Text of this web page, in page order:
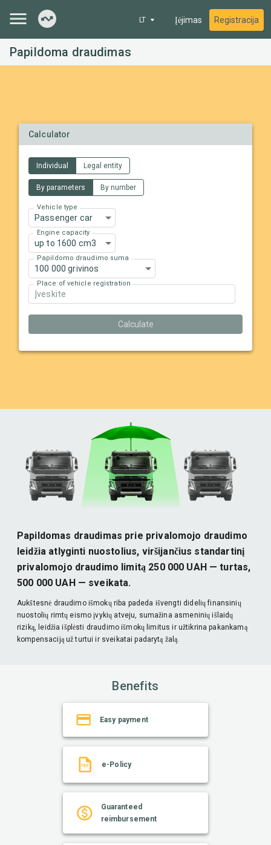
LT Įėjimas Registracija
Papildoma draudimas
Calculator
Individual Legal entity
By parameters By number
Vehicle type
Passenger car
Engine capacity
up to 1600 cm3
Papildomo draudimo suma
100 000 grivinos
Place of vehicle registration
Calculate
Papildomas draudimas prie privalomojo draudimo
leidžia atlyginti nuostolius, viršijančius standartinį
privalomojo draudimo limitą 250 000 UAH — turtas,
500 000 UAH — sveikata.
Aukštesnė draudimo išmokų riba padeda išvengti didelių finansinių
nuostolių rimtų eismo įvykių atveju, sumažina asmeninių išlaidų
riziką, leidžia išplėsti draudimo išmokų limitus ir užtikrina pakankamą
kompensaciją už turtui ir sveikatai padarytą žalą.
Benefits
Easy payment
e-Policy
Guaranteed
reimbursement